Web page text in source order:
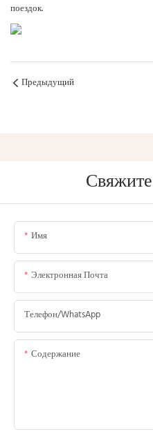
поездок.
Предыдущий
Имя
Электронная Почта
Телефон/WhatsApp
Содержание